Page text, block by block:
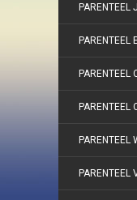
PARENTEEL
PARENTEEL
PARENTEEL
PARENTEEL
PARENTEEL
PARENTEEL